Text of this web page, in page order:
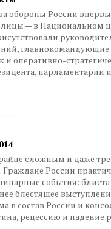
обороны России
— в Национальном
оперативно-
парламентарии
сложным и даже
России
события:
блестящее
в состав России и
рецессию и падение